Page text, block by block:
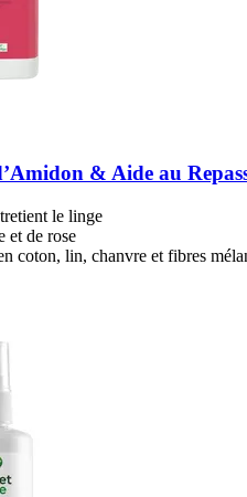
& Aide au
le linge
et de rose
coton, lin, chanvre et fibres